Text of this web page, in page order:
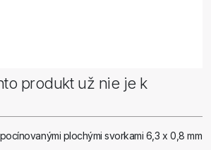
produkt už nie je k
plochými svorkami 6,3 x 0,8 mm